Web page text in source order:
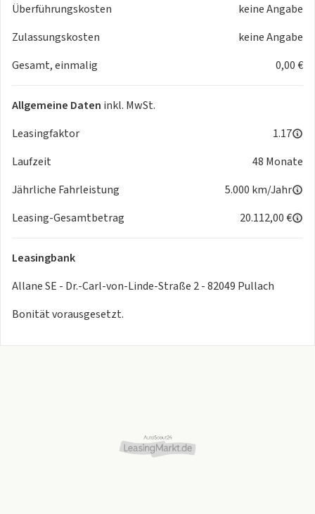
Allgemein
- Scheckheftgepflegt
Sonstiges
- CO2 Effizienzklasse (gewichtet): B
- 2te CO2 Effizienzklasse (PHEV): B
NIROPHEVED7
- Für Bilder im XL-Format geben Sie diesen Code aufKontakt
ausdrücklich vorbehalten. Die Beschreibung dient der
allgemeinen Identifizierung des Fahrzeuges und stellt
keine Gewährleistung im kaufrechtlichen Sinne dar.
Darstellungen können vom Auslieferungsstand
Überführungskosten
keine Angabe
Zulassungskosten
keine Angabe
Gesamt, einmalig
0,00 €
Allgemeine Daten inkl. MwSt.
Leasingfaktor
1.17
Laufzeit
48 Monate
Jährliche Fahrleistung
5.000 km/Jahr
Leasing-Gesamtbetrag
20.112,00 €
Leasingbank
Allane SE - Dr.-Carl-von-Linde-Straße 2 - 82049 Pullach
Bonität vorausgesetzt.